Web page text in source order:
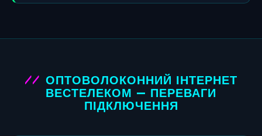
ОПТОВОЛОКОННИЙ ІНТЕРНЕТ
ВЕСТЕЛЕКОМ — ПЕРЕВАГИ
ПІДКЛЮЧЕННЯ